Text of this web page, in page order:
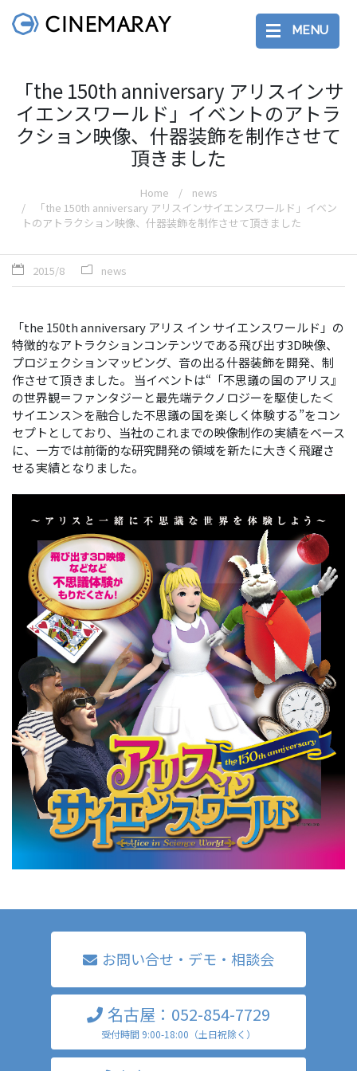
MENU
「the 150th anniversary アリスインサ
イエンスワールド」イベントのアトラ
クション映像、什器装飾を制作させて
頂きました
Home
news
「the 150th anniversary アリスインサイエンスワールド」イベン
トのアトラクション映像、什器装飾を制作させて頂きました
2015/8 news
「the 150th anniversary アリス イン サイエンスワールド」の
特徴的なアトラクションコンテンツである飛び出す3D映像、
プロジェクションマッピング、音の出る什器装飾を開発、制
作させて頂きました。 当イベントは“「不思議の国のアリス』
の世界観＝ファンタジーと最先端テクノロジーを駆使した＜
サイエンス＞を融合した不思議の国を楽しく体験する”をコン
セプトとしており、当社のこれまでの映像制作の実績をベース
に、一方では前衛的な研究開発の領域を新たに大きく飛躍さ
せる実績となりました。
お問い合せ・デモ・相談会
名古屋：052-854-7729
受付時間 9:00-18:00（土日祝除く）